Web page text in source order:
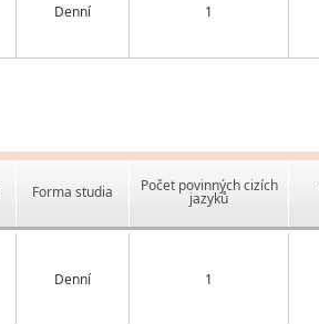
Denní 1
Forma studia Počet povinných cizích
jazyků
Denní 1